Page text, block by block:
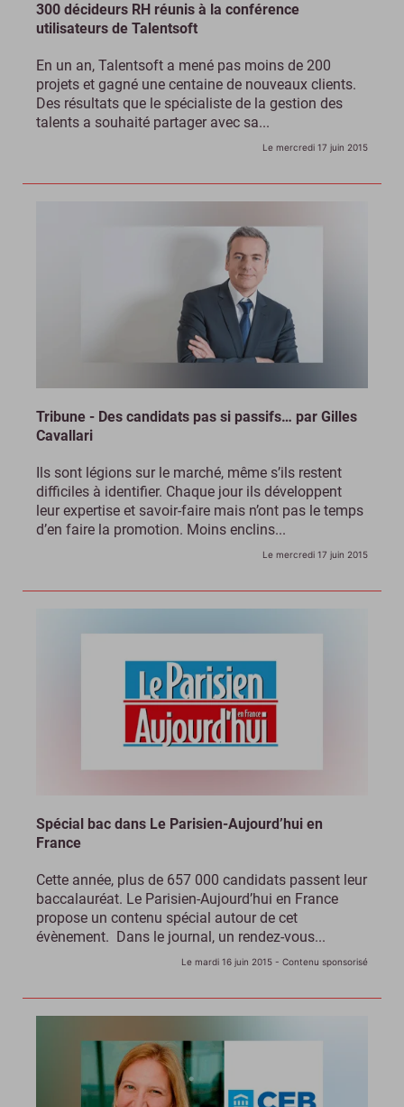
300 décideurs RH réunis à la conférence
utilisateurs de Talentsoft
En un an, Talentsoft a mené pas moins de 200
projets et gagné une centaine de nouveaux clients.
Des résultats que le spécialiste de la gestion des
talents a souhaité partager avec sa...
Le mercredi 17 juin 2015
Tribune - Des candidats pas si passifs… par Gilles
Cavallari
Ils sont légions sur le marché, même s’ils restent
difficiles à identifier. Chaque jour ils développent
leur expertise et savoir-faire mais n’ont pas le temps
d’en faire la promotion. Moins enclins...
Le mercredi 17 juin 2015
Spécial bac dans Le Parisien-Aujourd’hui en
France
Cette année, plus de 657 000 candidats passent leur
baccalauréat. Le Parisien-Aujourd’hui en France
propose un contenu spécial autour de cet
évènement. Dans le journal, un rendez-vous...
Le mardi 16 juin 2015 - Contenu sponsorisé